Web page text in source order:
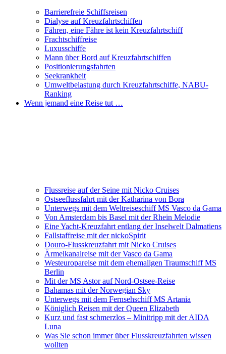
Barrierefreie Schiffsreisen
Dialyse auf Kreuzfahrtschiffen
Fähren, eine Fähre ist kein Kreuzfahrtschiff
Frachtschiffreise
Luxusschiffe
Mann über Bord auf Kreuzfahrtschiffen
Positionierungsfahrten
Seekrankheit
Umweltbelastung durch Kreuzfahrtschiffe, NABU-
Ranking
Wenn jemand eine Reise tut …
Flussreise auf der Seine mit Nicko Cruises
Ostseeflussfahrt mit der Katharina von Bora
Unterwegs mit dem Weltreiseschiff MS Vasco da Gama
Von Amsterdam bis Basel mit der Rhein Melodie
Eine Yacht-Kreuzfahrt entlang der Inselwelt Dalmatiens
Fallstaffreise mit der nickoSpirit
Douro-Flusskreuzfahrt mit Nicko Cruises
Ärmelkanalreise mit der Vasco da Gama
Westeuropareise mit dem ehemaligen Traumschiff MS
Berlin
Mit der MS Astor auf Nord-Ostsee-Reise
Bahamas mit der Norwegian Sky
Unterwegs mit dem Fernsehschiff MS Artania
Königlich Reisen mit der Queen Elizabeth
Kurz und fast schmerzlos – Minitripp mit der AIDA
Luna
Was Sie schon immer über Flusskreuzfahrten wissen
wollten